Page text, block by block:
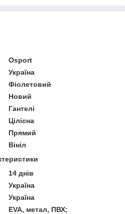
Osport
Україна
Фіолетовий
Новий
Гантелі
Цілісна
Прямий
Вініл
14 днів
Україна
Україна
EVA, метал, ПВХ;